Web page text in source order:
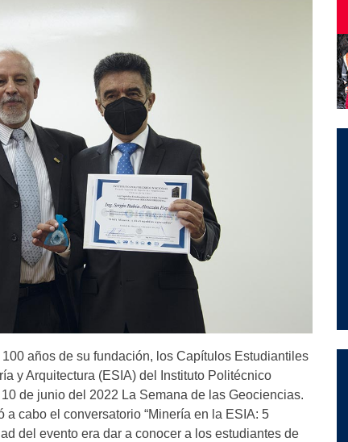
años de su fundación, los Capítulos Estudiantiles
y Arquitectura (ESIA) del Instituto Politécnico
de junio del 2022 La Semana de las Geociencias.
a cabo el conversatorio “Minería en la ESIA: 5
del evento era dar a conocer a los estudiantes de